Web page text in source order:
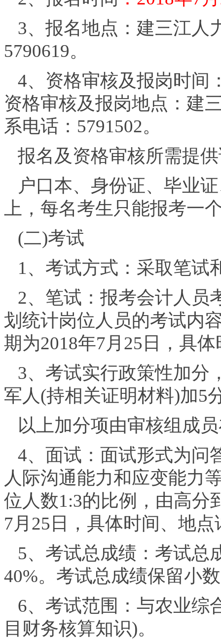
3、报名地点：建三江人
5790619。
4、资格审核及报岗时间
资格审核及报岗地点：建
系电话：5791502。
报名及资格审核所需提
户口本、身份证、毕业
上，每名考生只能报考一
(二)考试
1、考试方式：采取笔试
2、笔试：报考会计人员
划统计岗位人员的考试内
期为2018年7月25日，具
3、考试实行政策性加分
军人(持相关证明材料)加5
以上加分项由审核组成
4、面试：面试形式为问
人际沟通能力和应变能力
位人数1:3的比例，由高分
7月25日，具体时间、地
5、考试总成绩：考试总
40%。考试总成绩保留小
6、考试范围：与农业综
目财务核算知识)。